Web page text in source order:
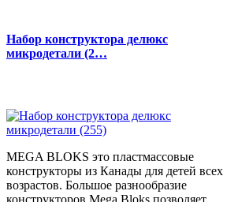
Набор конструктора делюкс
микродетали (2…
MEGA BLOKS это пластмассовые
конструкторы из Канады для детей всех
возрастов. Большое разнообразие